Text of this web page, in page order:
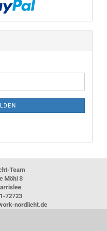
Team
Möhl 3
72723
nordlicht.de